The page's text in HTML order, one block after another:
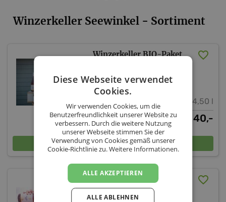
Winzerkeller Seewinkel - Sortiment
Winzerkeller BIO-Paket
Winzerkeller Seewinkel
4,50 l
40,-
In den Warenkorb
Winzerkeller Frizzante-
Paket
Diese Webseite verwendet
Cookies.
Wir verwenden Cookies, um die
Benutzerfreundlichkeit unserer Website zu
verbessern. Durch die weitere Nutzung
unserer Webseite stimmen Sie der
Verwendung von Cookies gemäß unserer
Cookie-Richtlinie zu.Weitere Informationen.
ALLE AKZEPTIEREN
ALLE ABLEHNEN